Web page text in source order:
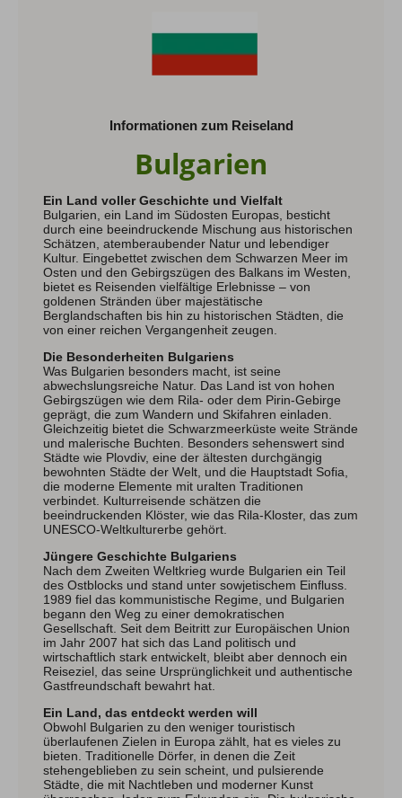
Kletterkurse
Klettersteige
Klettersteig Tagestouren
Klettersteig Mehrtage
Klettersteigkurse
Wandern
Wandern Weltweit
Wandern Selfguided
Allgäuer Gipfelwelten
Winter
Sommer
Über uns
Team
Newsletter
Blog
Kontakt
Partner & Freunde
Kontakt
E-Mail
Informationen zum Reiseland
Bulgarien
Ein Land voller Geschichte und Vielfalt
Bulgarien, ein Land im Südosten Europas, besticht
durch eine beeindruckende Mischung aus historischen
Schätzen, atemberaubender Natur und lebendiger
Kultur. Eingebettet zwischen dem Schwarzen Meer im
Osten und den Gebirgszügen des Balkans im Westen,
bietet es Reisenden vielfältige Erlebnisse – von
goldenen Stränden über majestätische
Berglandschaften bis hin zu historischen Städten, die
von einer reichen Vergangenheit zeugen.
Die Besonderheiten Bulgariens
Was Bulgarien besonders macht, ist seine
abwechslungsreiche Natur. Das Land ist von hohen
Gebirgszügen wie dem Rila- oder dem Pirin-Gebirge
geprägt, die zum Wandern und Skifahren einladen.
Gleichzeitig bietet die Schwarzmeerküste weite Strände
und malerische Buchten. Besonders sehenswert sind
Städte wie Plovdiv, eine der ältesten durchgängig
bewohnten Städte der Welt, und die Hauptstadt Sofia,
die moderne Elemente mit uralten Traditionen
verbindet. Kulturreisende schätzen die
beeindruckenden Klöster, wie das Rila-Kloster, das zum
UNESCO-Weltkulturerbe gehört.
Jüngere Geschichte Bulgariens
Nach dem Zweiten Weltkrieg wurde Bulgarien ein Teil
des Ostblocks und stand unter sowjetischem Einfluss.
1989 fiel das kommunistische Regime, und Bulgarien
begann den Weg zu einer demokratischen
Gesellschaft. Seit dem Beitritt zur Europäischen Union
im Jahr 2007 hat sich das Land politisch und
wirtschaftlich stark entwickelt, bleibt aber dennoch ein
Reiseziel, das seine Ursprünglichkeit und authentische
Gastfreundschaft bewahrt hat.
Ein Land, das entdeckt werden will
Obwohl Bulgarien zu den weniger touristisch
überlaufenen Zielen in Europa zählt, hat es vieles zu
bieten. Traditionelle Dörfer, in denen die Zeit
stehengeblieben zu sein scheint, und pulsierende
Städte, die mit Nachtleben und moderner Kunst